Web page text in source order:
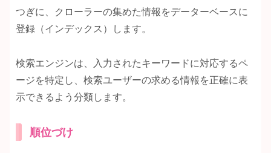
つぎに、クローラーの集めた情報をデーターベースに
登録（インデックス）します。
検索エンジンは、入力されたキーワードに対応するペ
ージを特定し、検索ユーザーの求める情報を正確に表
示できるよう分類します。
順位づけ